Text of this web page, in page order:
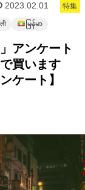
特集
2023.02.01
မြန်မာ
アンケート
買います
ケート】